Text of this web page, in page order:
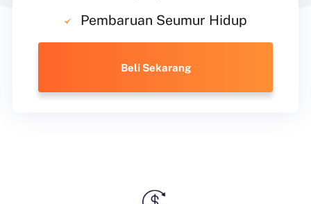
Pembaruan Seumur Hidup
Beli Sekarang